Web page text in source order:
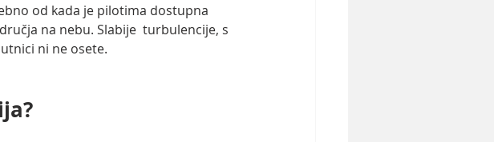
od kada je pilotima dostupna
na nebu. Slabije  turbulencije, s
ni ne osete.